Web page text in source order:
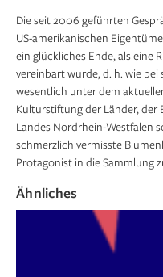
Die seit 2006 geführten
US-amerikanischen
ein glückliches Ende, als eine
vereinbart wurde, d. h. wie
wesentlich unter dem
Kulturstiftung der Länder, der
Landes Nordrhein-Westfalen
schmerzlich vermisste
Protagonist in die Sammlung
Ähnliches